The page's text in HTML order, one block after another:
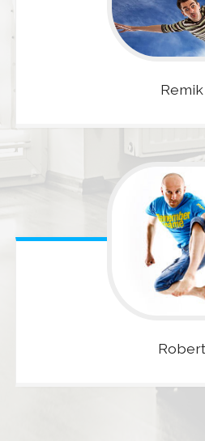
Remik
Robert